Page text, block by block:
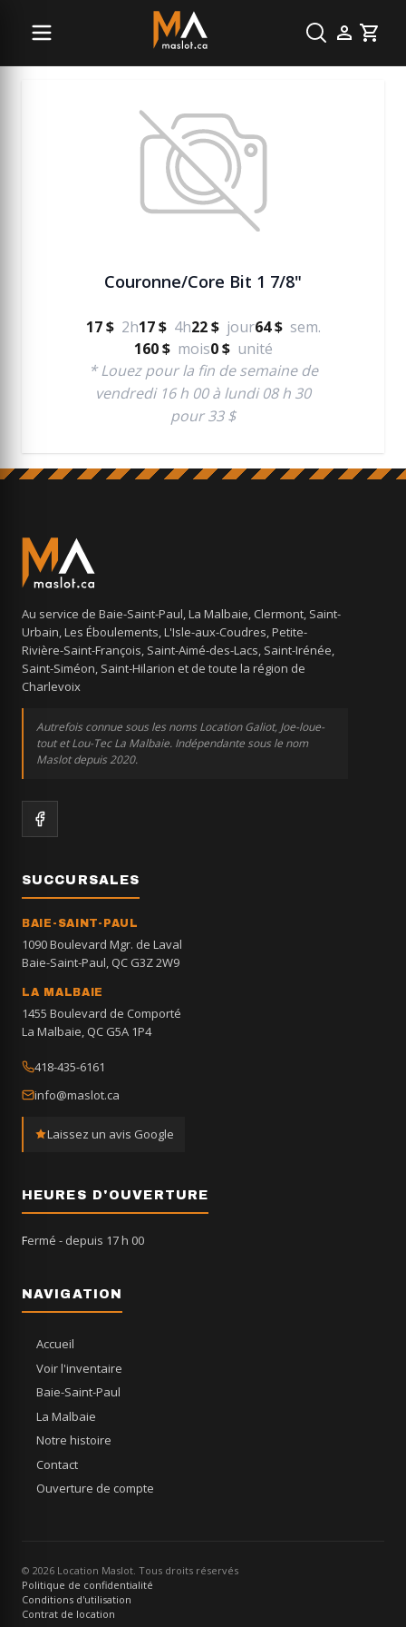
Cart
Béton
Couronne/Core Bit 1 7/8"
17 $ 2h17 $ 4h22 $ jour64 $ sem.
160 $ mois0 $ unité
* Louez pour la fin de semaine de
vendredi 16 h 00 à lundi 08 h 30
pour 33 $
Au service de Baie-Saint-Paul, La Malbaie, Clermont, Saint-
Urbain, Les Éboulements, L'Isle-aux-Coudres, Petite-
Rivière-Saint-François, Saint-Aimé-des-Lacs, Saint-Irénée,
Saint-Siméon, Saint-Hilarion et de toute la région de
Charlevoix
Autrefois connue sous les noms Location Galiot, Joe-loue-
tout et Lou-Tec La Malbaie. Indépendante sous le nom
Maslot depuis 2020.
SUCCURSALES
BAIE-SAINT-PAUL
1090 Boulevard Mgr. de Laval
Baie-Saint-Paul, QC G3Z 2W9
LA MALBAIE
1455 Boulevard de Comporté
La Malbaie, QC G5A 1P4
418-435-6161
info@maslot.ca
Laissez un avis Google
HEURES D'OUVERTURE
Fermé - depuis 17 h 00
NAVIGATION
Accueil
Voir l'inventaire
Baie-Saint-Paul
La Malbaie
Notre histoire
Contact
Ouverture de compte
© 2026 Location Maslot. Tous droits réservés
Politique de confidentialité
Conditions d'utilisation
Contrat de location